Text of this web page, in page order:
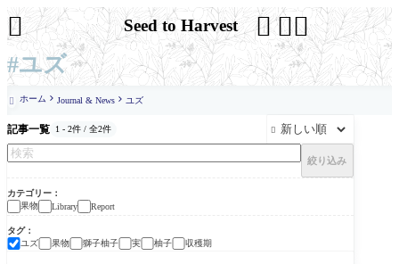
#ユズ
Seed to Harvest 

 ホーム Journal & News ユズ
記事一覧 1 - 2件 / 全2件 
絞り込み
カテゴリー
果物
Library Report
タグ
ユズ
果物 獅子柚子 実 柚子 収穫期
Library